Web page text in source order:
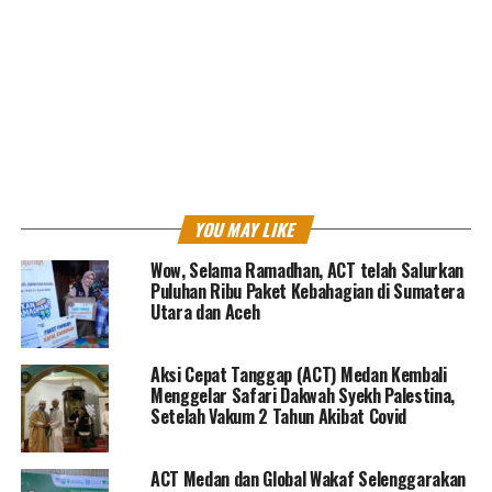
peningkatan kinerja dan produktifitas.
“SDM kita saat ini juga dalam kondisi terbaik, tetap
fokus dalam pemenuhan amanah yang diberikan ke
lembaga. “
“Kita juga telah melakukan penurunan jumlah karyawan
untuk peningkatan produktifitas. Pada 2021 lalu, jumlah
karyawan kita 1688 orang, sementara Juli 2022, telah
dikurangi menjadi 1128 orang,” ujarnya.
YOU MAY LIKE
Wow, Selama Ramadhan, ACT telah Salurkan
Puluhan Ribu Paket Kebahagian di Sumatera
Utara dan Aceh
Aksi Cepat Tanggap (ACT) Medan Kembali
Menggelar Safari Dakwah Syekh Palestina,
Setelah Vakum 2 Tahun Akibat Covid
ACT Medan dan Global Wakaf Selenggarakan